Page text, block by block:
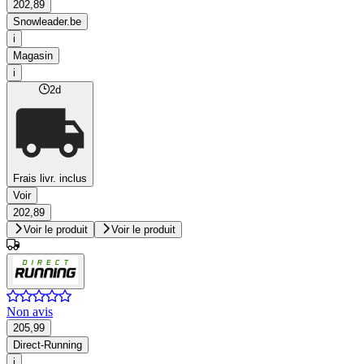
202,89
Snowleader.be
i
Magasin
i
2d
Frais livr. inclus
Voir
202,89
Voir le produit
Voir le produit
Non avis
205,99
Direct-Running